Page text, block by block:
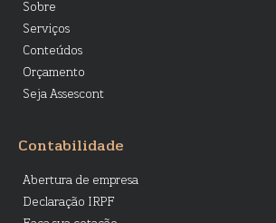
Sobre
Serviços
Conteúdos
Orçamento
Seja Assescont
Contabilidade
Abertura de empresa
Declaração IRPF